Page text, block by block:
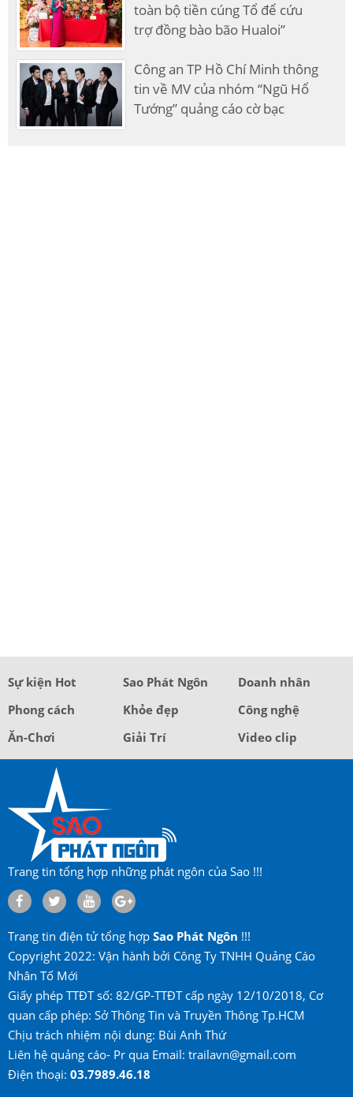
toàn bộ tiền cúng Tổ để cứu
trợ đồng bào bão Hualoi”
Công an TP Hồ Chí Minh thông
tin về MV của nhóm “Ngũ Hổ
Tướng” quảng cáo cờ bạc
Sự kiện Hot Sao Phát Ngôn
Doanh nhân
Phong cách
Khỏe đẹp
Công nghệ
Ăn-Chơi
Giải Trí Video clip
Trang tin tổng hợp những phát ngôn của Sao !!!
Trang tin điện tử tổng hợp Sao Phát Ngôn !!!
Copyright 2022: Vận hành bởi Công Ty TNHH Quảng Cáo
Nhân Tố Mới
Giấy phép TTĐT số: 82/GP-TTĐT cấp ngày 12/10/2018, Cơ
quan cấp phép: Sở Thông Tin và Truyền Thông Tp.HCM
Chịu trách nhiệm nội dung: Bùi Anh Thứ
Liên hệ quảng cáo- Pr qua Email: trailavn@gmail.com
Điện thoại: 03.7989.46.18